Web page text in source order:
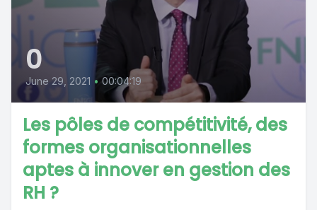
0
June 29, 2021 • 00:04:19
Les pôles de compétitivité, des
formes organisationnelles
aptes à innover en gestion des
RH ?